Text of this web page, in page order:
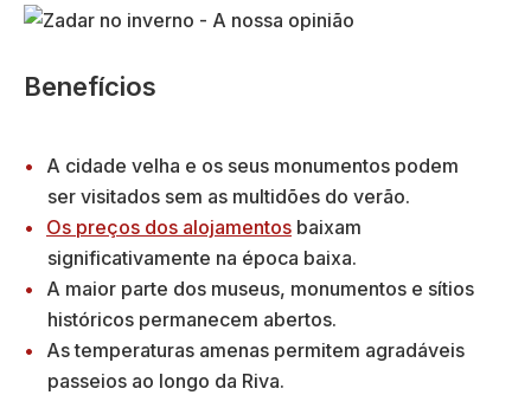
Benefícios
A cidade velha e os seus monumentos podem
ser visitados sem as multidões do verão.
Os preços dos alojamentos baixam
significativamente na época baixa.
A maior parte dos museus, monumentos e sítios
históricos permanecem abertos.
As temperaturas amenas permitem agradáveis
passeios ao longo da Riva.